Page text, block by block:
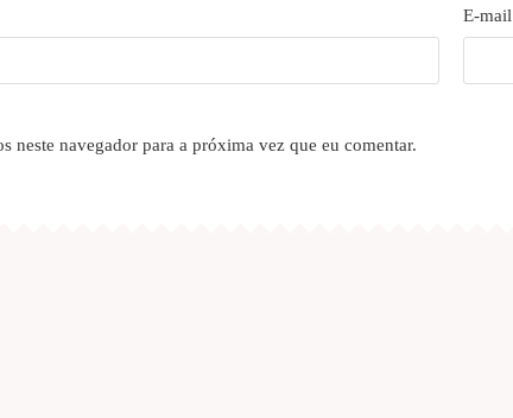
E-mail
neste navegador para a próxima vez que eu comentar.